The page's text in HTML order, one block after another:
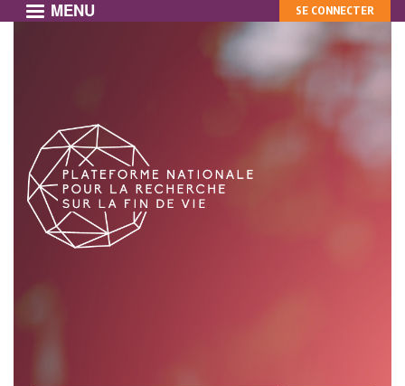
principal
MENU
MON
COMPTE
SE CONNECTER